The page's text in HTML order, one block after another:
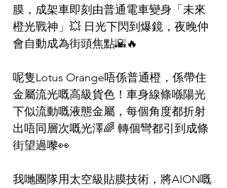
膜，成架車即刻由普通電車變身「未來
橙光戰神」💥 日光下閃到爆鏡，夜晚仲
會自動成為街頭焦點🌇🔥
呢隻Lotus Orange唔係普通橙，係帶住
金屬流光嘅高級貨色！車身線條喺陽光
下似流動嘅液態金屬，每個角度都折射
出唔同層次嘅光澤🌈 轉個彎都引到成條
街望過嚟👀
我哋團隊用太空級貼膜技術，將AION嘅